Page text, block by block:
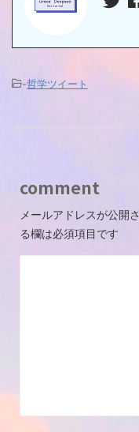
-哲学ツイート
comment
メールアドレスが公開
る欄は必須項目です